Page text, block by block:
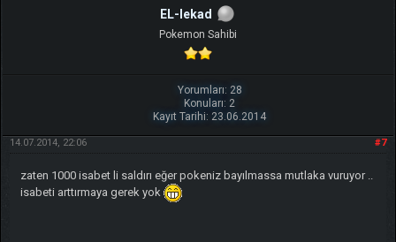
EL-lekad
Pokemon Sahibi
Yorumları: 28
Konuları: 2
Kayıt Tarihi: 23.06.2014
#7
14.07.2014, 22:06
zaten 1000 isabet li saldırı eğer pokeniz bayılmassa mutlaka vuruyor ..
isabeti arttırmaya gerek yok